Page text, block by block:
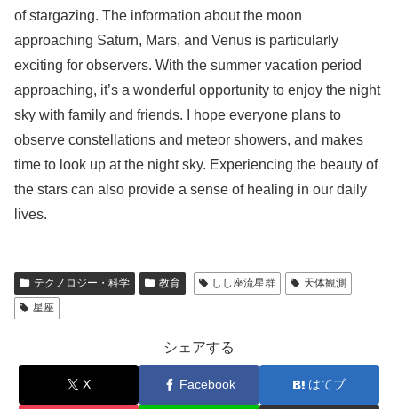
of stargazing. The information about the moon
approaching Saturn, Mars, and Venus is particularly
exciting for observers. With the summer vacation period
approaching, it’s a wonderful opportunity to enjoy the night
sky with family and friends. I hope everyone plans to
observe constellations and meteor showers, and makes
time to look up at the night sky. Experiencing the beauty of
the stars can also provide a sense of healing in our daily
lives.
テクノロジー・科学 教育 しし座流星群
天体観測
星座
シェアする
X Facebook はてブ